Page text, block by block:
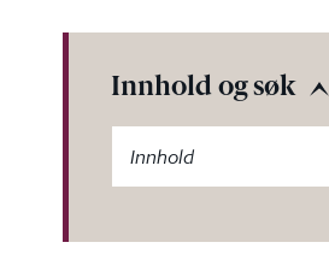
Innhold og søk
Innhold